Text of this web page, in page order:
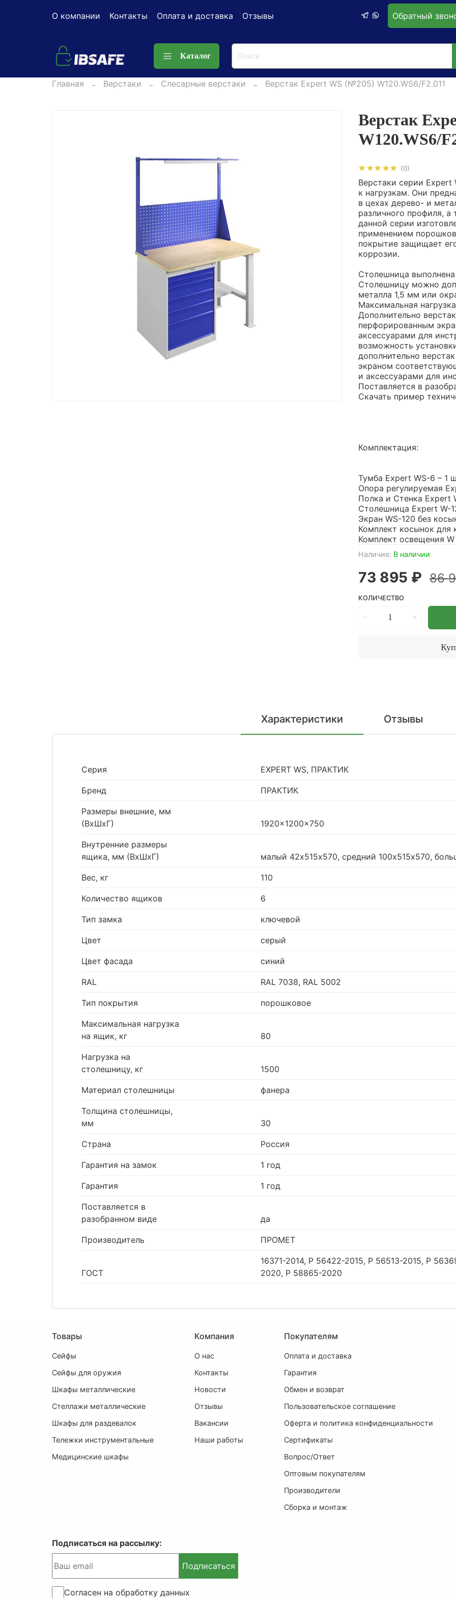
О компании Контакты Оплата и доставка Отзывы Обратный
Каталог
Главная Верстаки Слесарные верстаки Верстак Expert WS (№205) W120.WS6/F2.011
(0)
Наличие: В наличии
Верстак
W120.WS6/
73 895 ₽ 86
КОЛИЧЕСТВО
Верстаки серии
к нагрузкам. Они
в цехах дерево- и
различного профиля, а
данной серии
применением
покрытие защищает
коррозии.
Столешница
Столешницу можно
металла 1,5 мм или
Максимальная
Дополнительно
перфорированным
аксессуарами для
возможность
дополнительно
экраном
и аксессуарами для
Поставляется в
Скачать пример
Комплектация:
Тумба Expert WS-6 – 1
Опора регулируемая
Полка и Стенка Expert
Столешница Expert W-
Экран WS-120 без
Комплект косынок для
Комплект освещения W
Характеристики Отзывы
Серия EXPERT WS, ПРАКТИК
Бренд ПРАКТИК
Размеры внешние, мм
(ВхШхГ)
1920x1200x750
Внутренние размеры
ящика, мм (ВхШхГ)
малый 42х515х570, средний 100х515х570,
Вес, кг 110
Количество ящиков 6
Тип замка ключевой
Цвет серый
Цвет фасада синий
RAL RAL 7038, RAL 5002
Тип покрытия порошковое
Максимальная нагрузка
на ящик, кг
80
Нагрузка на
столешницу, кг
1500
Материал столешницы фанера
Толщина столешницы,
мм
30
Страна Россия
Гарантия на замок 1 год
Гарантия 1 год
Поставляется в
разобранном виде
да
Производитель ПРОМЕТ
ГОСТ
16371-2014, Р 56422-2015, Р 56513-2015, Р
2020, Р 58865-2020
Товары
Сейфы
Сейфы для оружия
Шкафы металлические
Стеллажи металлические
Шкафы для раздевалок
Тележки инструментальные
Медицинские шкафы
Компания
О нас
Контакты
Новости
Отзывы
Вакансии
Наши работы
Покупателям
Оплата и доставка
Гарантия
Обмен и возврат
Пользовательское соглашение
Оферта и политика конфиденциальности
Сертификаты
Вопрос/Ответ
Оптовым покупателям
Производители
Сборка и монтаж
Подписаться на рассылку:
Подписаться
Согласен на обработку данных